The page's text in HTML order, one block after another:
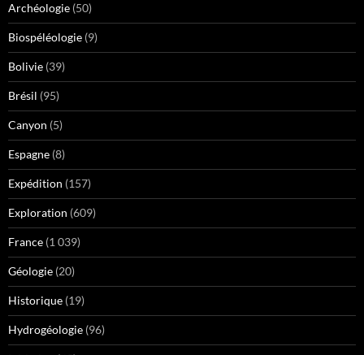
Archéologie (50)
Biospéléologie (9)
Bolivie (39)
Brésil (95)
Canyon (5)
Espagne (8)
Expédition (157)
Exploration (609)
France (1 039)
Géologie (20)
Historique (19)
Hydrogéologie (96)